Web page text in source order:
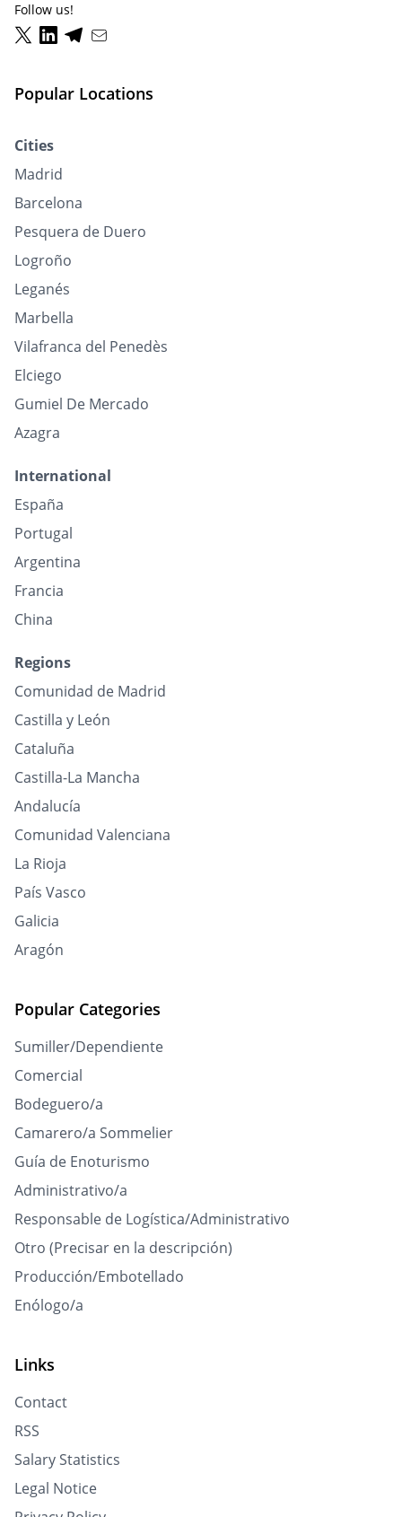
Follow us!
Popular Locations
Cities
Madrid
Barcelona
Pesquera de Duero
Logroño
Leganés
Marbella
Vilafranca del Penedès
Elciego
Gumiel De Mercado
Azagra
International
España
Portugal
Argentina
Francia
China
Regions
Comunidad de Madrid
Castilla y León
Cataluña
Castilla-La Mancha
Andalucía
Comunidad Valenciana
La Rioja
País Vasco
Galicia
Aragón
Popular Categories
Sumiller/Dependiente
Comercial
Bodeguero/a
Camarero/a Sommelier
Guía de Enoturismo
Administrativo/a
Responsable de Logística/Administrativo
Otro (Precisar en la descripción)
Producción/Embotellado
Enólogo/a
Links
Contact
RSS
Salary Statistics
Legal Notice